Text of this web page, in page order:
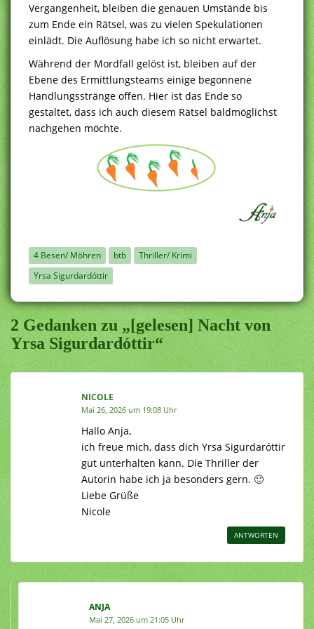
Vergangenheit, bleiben die genauen Umstände bis
zum Ende ein Rätsel, was zu vielen Spekulationen
einlädt. Die Auflösung habe ich so nicht erwartet.
Während der Mordfall gelöst ist, bleiben auf der
Ebene des Ermittlungsteams einige begonnene
Handlungsstränge offen. Hier ist das Ende so
gestaltet, dass ich auch diesem Rätsel baldmöglichst
nachgehen möchte.
4 Besen/ Möhren btb
Thriller/ Krimi
Yrsa Sigurdardóttir
2 Gedanken zu „[gelesen] Nacht von
Yrsa Sigurdardóttir“
NICOLE
Mai 26, 2026 um 19:08 Uhr
Hallo Anja,
ich freue mich, dass dich Yrsa Sigurdaróttir
gut unterhalten kann. Die Thriller der
Autorin habe ich ja besonders gern. 🙂
Liebe Grüße
Nicole
ANTWORTEN
ANJA
Mai 27, 2026 um 21:05 Uhr